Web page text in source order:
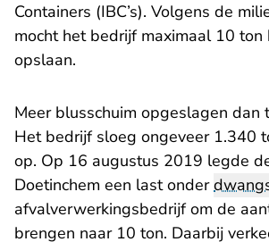
Containers (IBC’s). Volgens de
mocht het bedrijf maximaal 10 ton
opslaan.
Meer blusschuim opgeslagen dan
Het bedrijf sloeg ongeveer 1.340
op. Op 16 augustus 2019 legde
Doetinchem een last onder
afvalverwerkingsbedrijf om de
brengen naar 10 ton. Daarbij